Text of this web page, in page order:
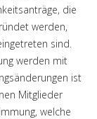
die
werden,
sind.
werden mit
ist
Mitglieder
welche